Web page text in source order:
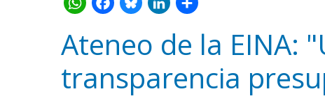
WhatsApp
Facebook
Bluesky
Ateneo de la EINA:
transparencia